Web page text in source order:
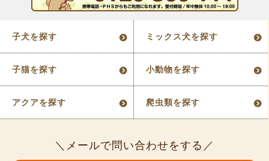
子犬を探す ミックス犬を探す
子猫を探す 小動物を探す
アクアを探す 爬虫類を探す
メールで問い合わせをする